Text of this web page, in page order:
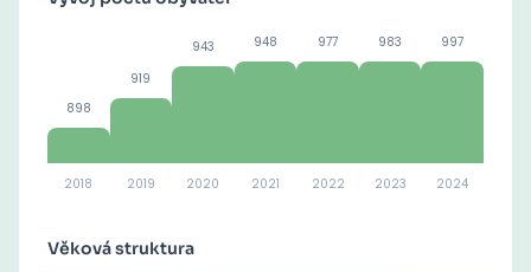
898
2018
919
2019
943
2020
948
2021
977
2022
983
2023
997
2024
Věková struktura